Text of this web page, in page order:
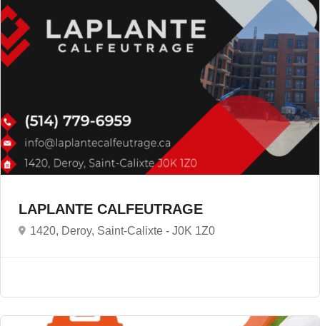
LAPLANTE CALFEUTRAGE
1420, Deroy, Saint-Calixte - J0K 1Z0